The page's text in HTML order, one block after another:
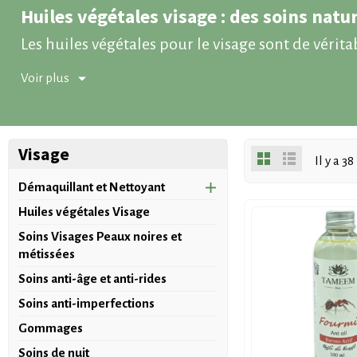
Huiles végétales visage : des soins
Les huiles végétales pour le visage sont de
retrouvez une sélection d’huiles visage bio
Pourquoi utiliser une huile végétale pour le visage ?
Les huiles végétales sont appréciées pour leur
cutané, préserver la souplesse du visage et
Contrairement aux idées reçues, une huile
aux peaux mixtes, sensibles ou sujettes aux
Pour découvrir toute la sélection disponible,
Quels sont les bienfaits des huiles végétales pour la
Voir plus
Visage
Démaquillant et Nettoyant
Huiles végétales Visage
Soins Visages Peaux noires et
métissées
Soins anti-âge et anti-rides
Soins anti-imperfections
Gommages
Soins de nuit
Il y a